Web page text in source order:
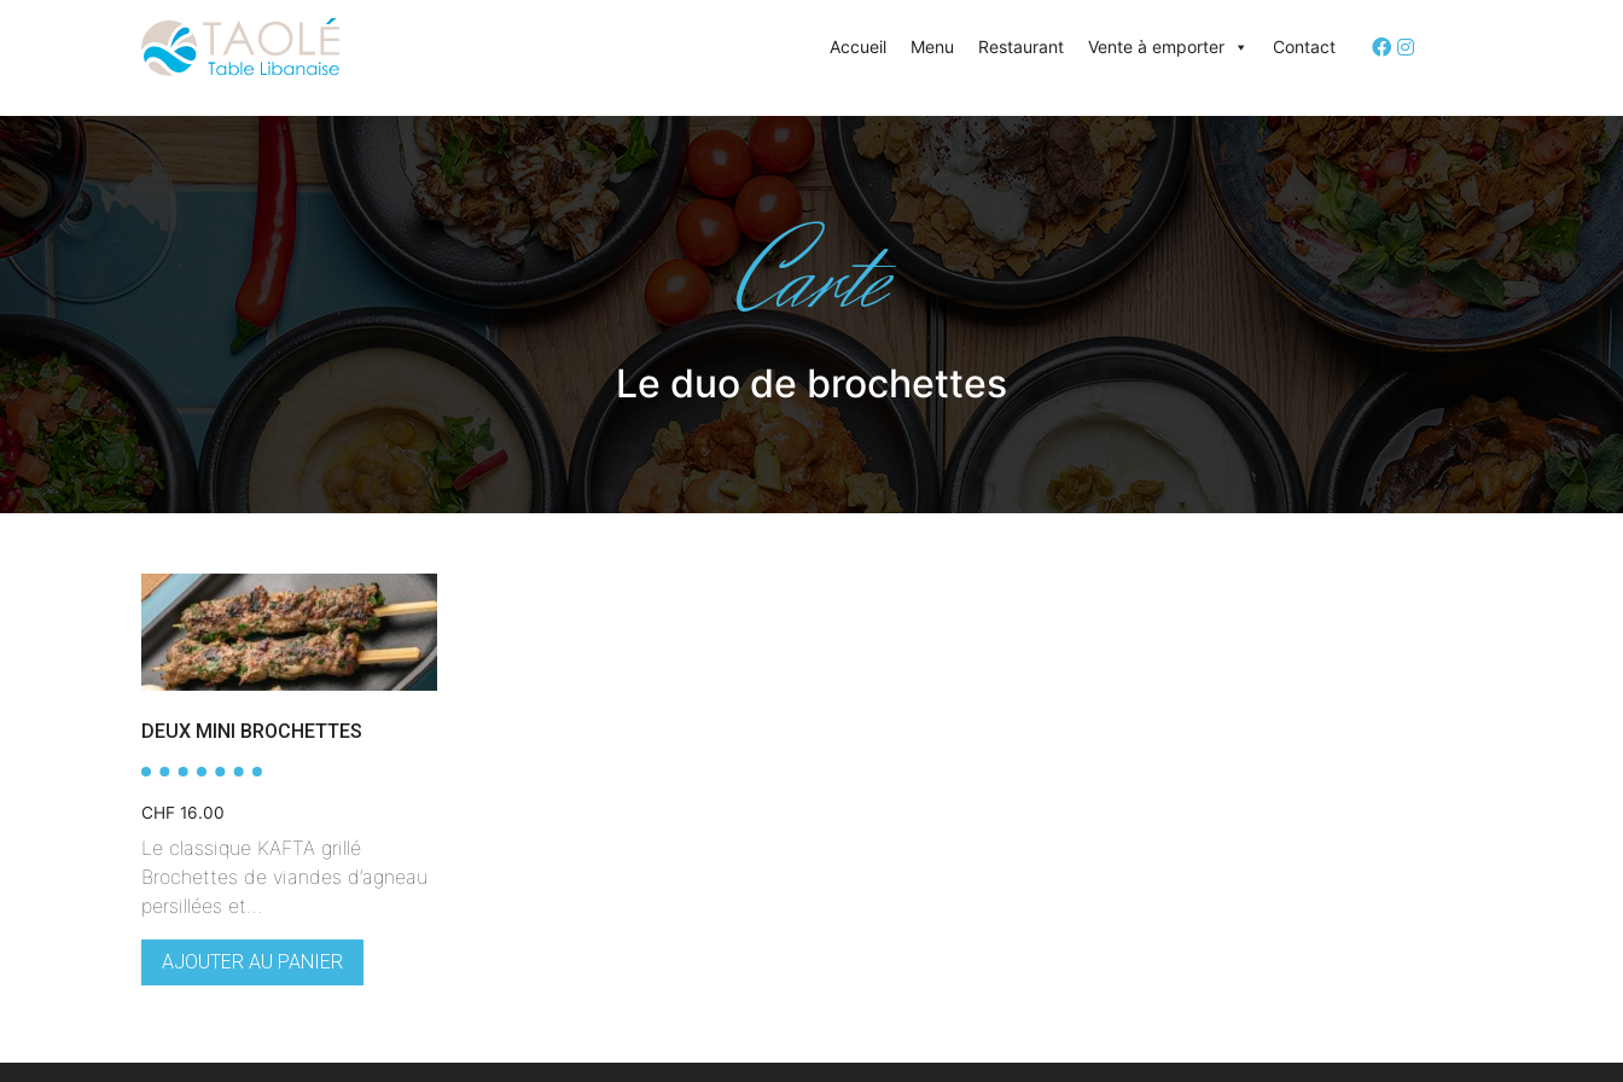
Accueil Menu Restaurant Vente à emporter Contact
Carte
Le duo de brochettes
DEUX MINI BROCHETTES
CHF 16.00
Le classique KAFTA grillé
Brochettes de viandes d’agneau
persillées et…
AJOUTER AU PANIER